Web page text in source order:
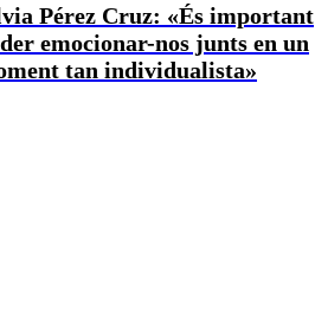
Pérez Cruz: «És important
emocionar-nos junts en un
tan individualista»